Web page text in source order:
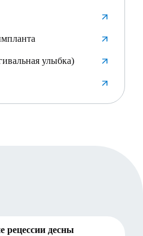
улыбка)
рецессии десны